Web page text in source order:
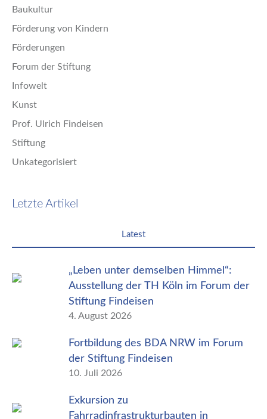
Baukultur
Förderung von Kindern
Förderungen
Forum der Stiftung
Infowelt
Kunst
Prof. Ulrich Findeisen
Stiftung
Unkategorisiert
Letzte Artikel
Latest
„Leben unter demselben Himmel“:
Ausstellung der TH Köln im Forum der
Stiftung Findeisen
4. August 2026
Fortbildung des BDA NRW im Forum
der Stiftung Findeisen
10. Juli 2026
Exkursion zu
Fahrradinfrastrukturbauten in